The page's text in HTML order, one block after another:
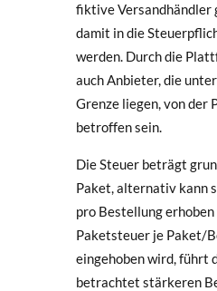
fiktive Versandhändler
damit in die
werden. Durch die
auch Anbieter, die
Grenze liegen, von der
betroffen sein.
Die Steuer beträgt
Paket, alternativ kann
pro Bestellung
Paketsteuer je Paket/
eingehoben wird, führt
betrachtet stärkeren